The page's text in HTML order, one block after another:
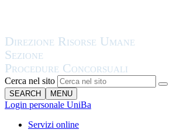
Cerca nel sito
SEARCH MENU
Login personale UniBa
Servizi online